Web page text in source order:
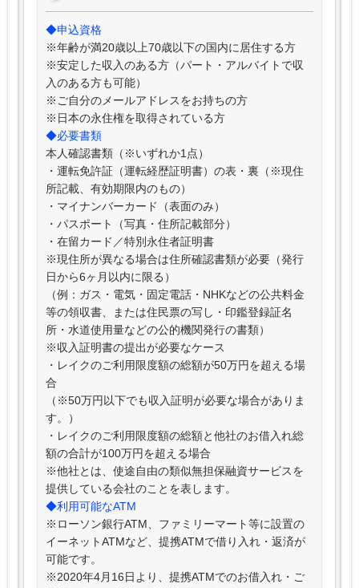
◆申込資格
※年齢が満20歳以上70歳以下の国内に居住する方
※安定した収入のある方（パート・アルバイトで収
入のある方も可能）
※ご自分のメールアドレスをお持ちの方
※日本の永住権を取得されている方
◆必要書類
本人確認書類（※いずれか1点）
・運転免許証（運転経歴証明書）の表・裏（※現住
所記載、有効期限内のもの）
・マイナンバーカード（表面のみ）
・パスポート（写真・住所記載部分）
・在留カード／特別永住者証明書
※現住所が異なる場合は住所確認書類が必要（発行
日から6ヶ月以内に限る）
（例：ガス・電気・固定電話・NHKなどの公共料金
等の領収書、または住民票の写し・印鑑登録証名
所・水道使用量などの公的機関発行の書類）
※収入証明書の提出が必要なケース
・レイクのご利用限度額の総額が50万円を超える場
合
（※50万円以下でも収入証明が必要な場合がありま
す。）
・レイクのご利用限度額の総額と他社のお借入れ総
額の合計が100万円を超える場合
※他社とは、使途自由の類似無担保融資サービスを
提供している会社のことを表します。
◆利用可能なATM
※ローソン銀行ATM、ファミリーマート等に設置の
イーネットATMなど、提携ATMで借り入れ・返済が
可能です。
※2020年4月16日より、提携ATMでのお借入れ・ご